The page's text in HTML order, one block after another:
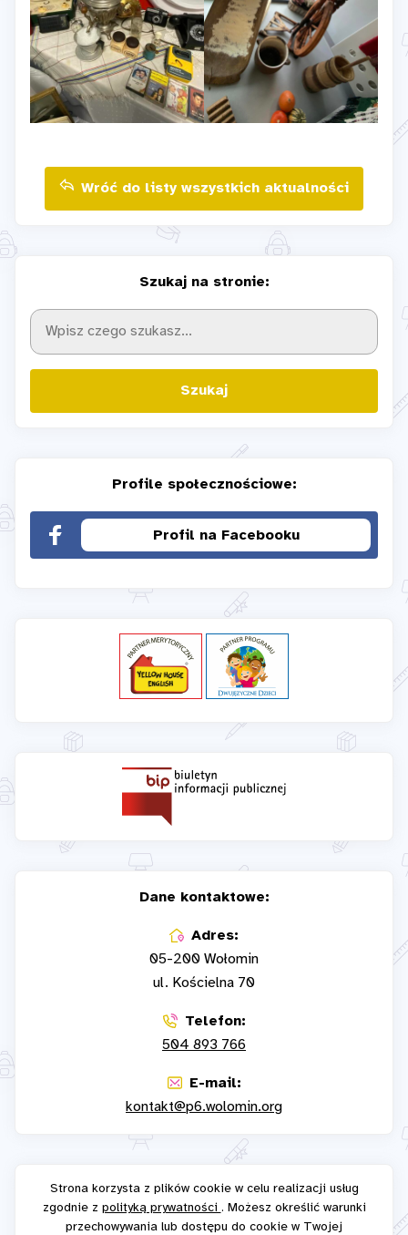
Wróć do listy wszystkich aktualności
Szukaj na stronie:
Szukaj
Profile społecznościowe:
Profil na Facebooku
Dane kontaktowe:
Adres:
05-200 Wołomin
ul. Kościelna 70
Telefon:
504 893 766
E-mail:
kontakt@p6.wolomin.org
Strona korzysta z plików cookie w celu realizacji usług
zgodnie z polityką prywatności . Możesz określić warunki
przechowywania lub dostępu do cookie w Twojej